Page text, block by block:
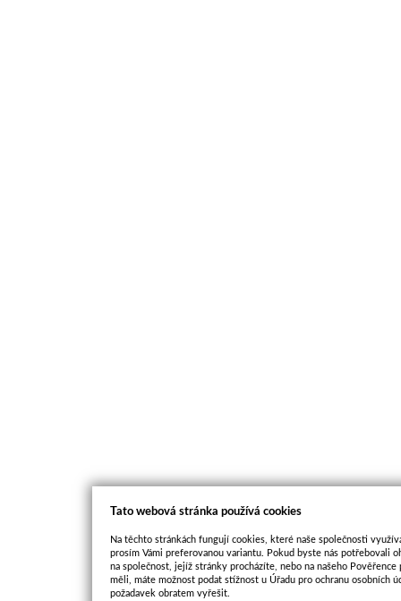
Tato webová stránka používá cookies
Na těchto stránkách fungují cookies, které naše společnosti
prosím Vámi preferovanou variantu. Pokud byste nás potřebovali
na společnost, jejíž stránky procházíte, nebo na našeho
měli, máte možnost podat stížnost u Úřadu pro ochranu osobních
požadavek obratem vyřešit.